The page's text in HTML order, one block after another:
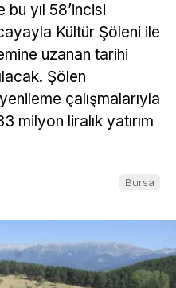
bu yıl 58’incisi
Kültür Şöleni ile
uzanan tarihi
Şölen
çalışmalarıyla
milyon liralık yatırım
Bursa